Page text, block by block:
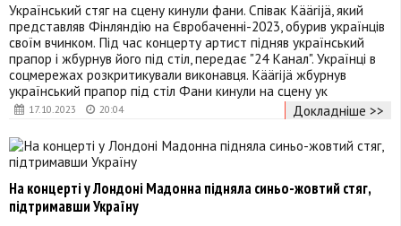
17.10.2023 20:04
Український стяг на сцену кинули фани. Співак Käärijä, який
представляв Фінляндію на Євробаченні-2023, обурив українців
своїм вчинком. Під час концерту артист підняв український
прапор і жбурнув його під стіл, передає "24 Канал". Українці в
соцмережах розкритикували виконавця. Käärijä жбурнув
український прапор під стіл Фани кинули на сцену ук
Докладніше >>
На концерті у Лондоні Мадонна підняла синьо-жовтий стяг,
підтримавши Україну